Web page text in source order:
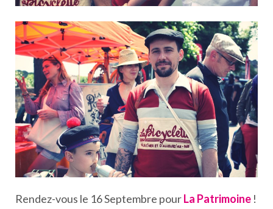
Rendez-vous le 16 Septembre pourLa Patrimoine !